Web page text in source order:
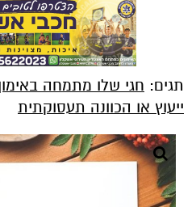
תגים: חגי שלו מתמחה
ייעוץ או הכוונה תעסוקתית